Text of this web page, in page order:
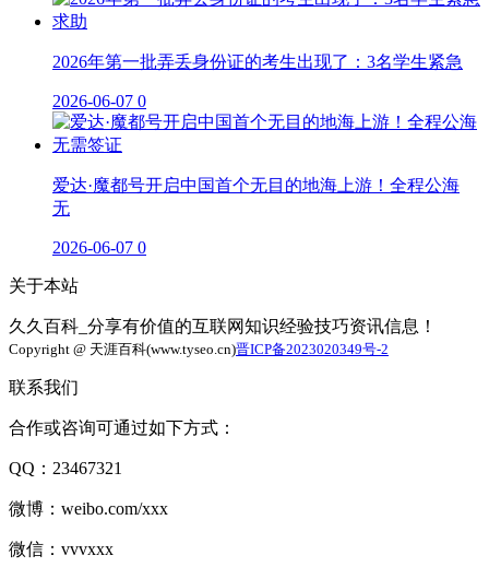
2026年第一批弄丢身份证的考生出现了：3名学生紧急
2026-06-07 0
爱达·魔都号开启中国首个无目的地海上游！全程公海
无
2026-06-07 0
关于本站
久久百科_分享有价值的互联网知识经验技巧资讯信息！
Copyright @ 天涯百科(www.tyseo.cn)晋ICP备2023020349号-2
联系我们
合作或咨询可通过如下方式：
QQ：23467321
微博：weibo.com/xxx
微信：vvvxxx